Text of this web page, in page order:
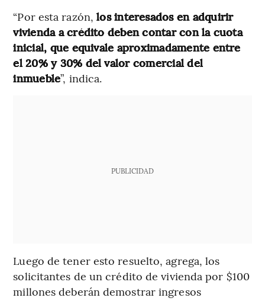
“Por esta razón,los interesados en adquirir
vivienda a crédito deben contar con la cuota
inicial, que equivale aproximadamente entre
el 20% y 30% del valor comercial del
inmueble”, indica.
PUBLICIDAD
Luego de tener esto resuelto, agrega, los
solicitantes de un crédito de vivienda por $100
millones deberán demostrar ingresos